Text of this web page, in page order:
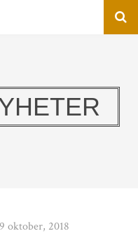
oktober, 2018